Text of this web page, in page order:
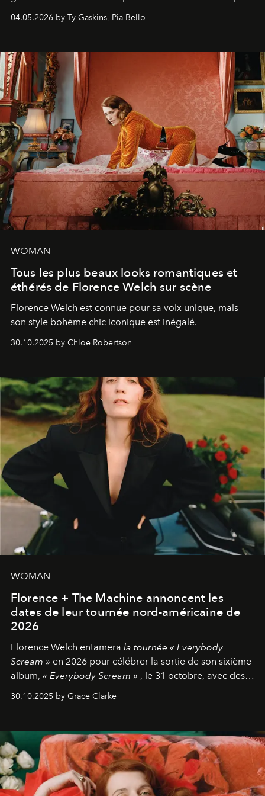
04.05.2026 by Ty Gaskins, Pia Bello
WOMAN
Tous les plus beaux looks romantiques et
éthérés de Florence Welch sur scène
Florence Welch est connue pour sa voix unique, mais
son style bohème chic iconique est inégalé.
30.10.2025 by Chloe Robertson
WOMAN
Florence + The Machine annoncent les
dates de leur tournée nord-américaine de
2026
Florence Welch entamera la tournée « Everybody
Scream » en 2026 pour célébrer la sortie de son sixième
album, « Everybody Scream » , le 31 octobre, avec des
dates nord-américaines débutant en avril prochain.
30.10.2025 by Grace Clarke